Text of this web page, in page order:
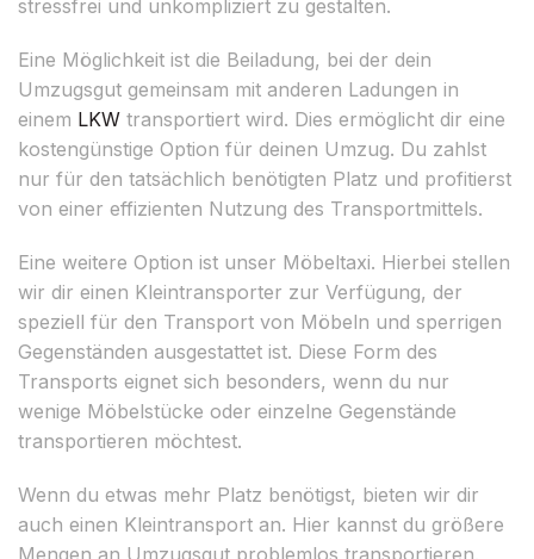
stressfrei und unkompliziert zu gestalten.
Eine Möglichkeit ist die Beiladung, bei der dein
Umzugsgut gemeinsam mit anderen Ladungen in
einem LKW transportiert wird. Dies ermöglicht dir eine
kostengünstige Option für deinen Umzug. Du zahlst
nur für den tatsächlich benötigten Platz und profitierst
von einer effizienten Nutzung des Transportmittels.
Eine weitere Option ist unser Möbeltaxi. Hierbei stellen
wir dir einen Kleintransporter zur Verfügung, der
speziell für den Transport von Möbeln und sperrigen
Gegenständen ausgestattet ist. Diese Form des
Transports eignet sich besonders, wenn du nur
wenige Möbelstücke oder einzelne Gegenstände
transportieren möchtest.
Wenn du etwas mehr Platz benötigst, bieten wir dir
auch einen Kleintransport an. Hier kannst du größere
Mengen an Umzugsgut problemlos transportieren.